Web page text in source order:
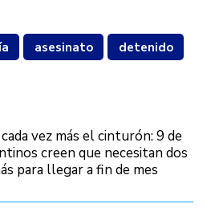
asesinato detenido
vez más el cinturón: 9 de
creen que necesitan dos
para llegar a fin de mes